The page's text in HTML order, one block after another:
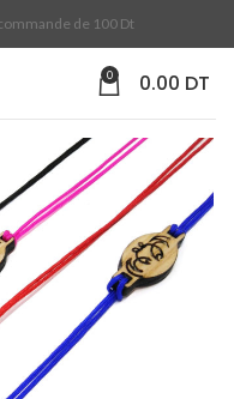
de 100 Dt
0 0.00 DT